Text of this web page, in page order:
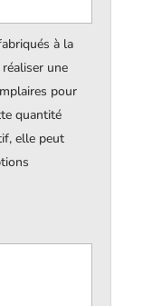
à la
une
pour
quantité
elle peut